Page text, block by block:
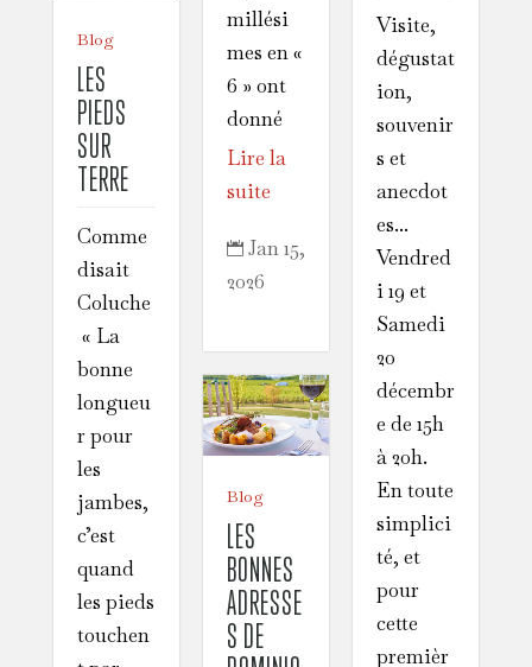
millési
mes en «
6 » ont
donné
Lire la
suite
 Jan 15,
2026
Visite,
dégustat
ion,
souvenir
s et
anecdot
es...
Vendred
i 19 et
Samedi
20
décembr
e de 15h
à 20h.
En toute
simplici
té, et
pour
cette
premièr
Blog
LES
PIEDS
SUR
TERRE
Comme
disait
Coluche
« La
bonne
longueu
r pour
les
jambes,
c’est
quand
les pieds
touchen
Blog
LES
BONNES
ADRESSE
S DE